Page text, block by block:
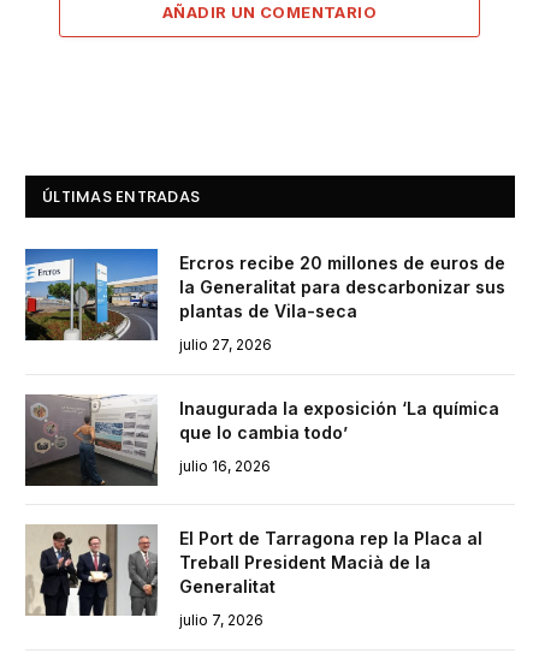
AÑADIR UN COMENTARIO
ÚLTIMAS ENTRADAS
Ercros recibe 20 millones de euros de
la Generalitat para descarbonizar sus
plantas de Vila-seca
julio 27, 2026
Inaugurada la exposición ‘La química
que lo cambia todo’
julio 16, 2026
El Port de Tarragona rep la Placa al
Treball President Macià de la
Generalitat
julio 7, 2026